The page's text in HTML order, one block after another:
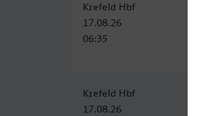
Krefeld Hbf
17.08.26
06:35
Krefeld Hbf
17.08.26